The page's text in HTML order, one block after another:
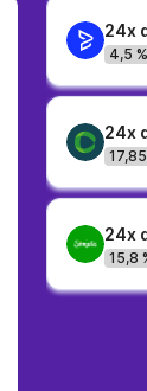
24x
4,5 %
24x
24x
15,8